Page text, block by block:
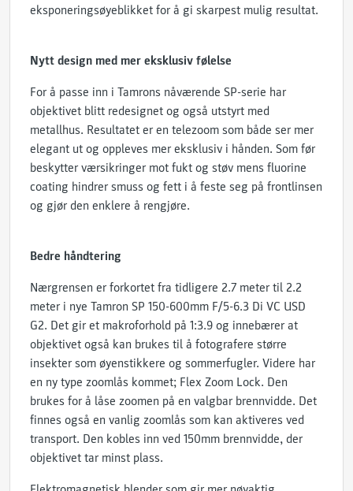
eksponeringsøyeblikket for å gi skarpest mulig resultat.
Nytt design med mer eksklusiv følelse
For å passe inn i Tamrons nåværende SP-serie har
objektivet blitt redesignet og også utstyrt med
metallhus. Resultatet er en telezoom som både ser mer
elegant ut og oppleves mer eksklusiv i hånden. Som før
beskytter værsikringer mot fukt og støv mens fluorine
coating hindrer smuss og fett i å feste seg på frontlinsen
og gjør den enklere å rengjøre.
Bedre håndtering
Nærgrensen er forkortet fra tidligere 2.7 meter til 2.2
meter i nye Tamron SP 150-600mm F/5-6.3 Di VC USD
G2. Det gir et makroforhold på 1:3.9 og innebærer at
objektivet også kan brukes til å fotografere større
insekter som øyenstikkere og sommerfugler. Videre har
en ny type zoomlås kommet; Flex Zoom Lock. Den
brukes for å låse zoomen på en valgbar brennvidde. Det
finnes også en vanlig zoomlås som kan aktiveres ved
transport. Den kobles inn ved 150mm brennvidde, der
objektivet tar minst plass.